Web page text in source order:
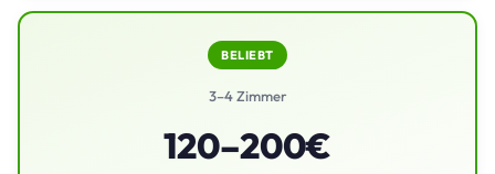
BELIEBT
3–4 Zimmer
120–200€